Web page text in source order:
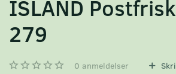
ISLAND
279
0 anmeldelser